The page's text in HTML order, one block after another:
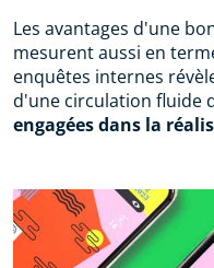
Les avantages d'une
mesurent aussi en
enquêtes internes
d'une circulation fluide
engagées dans la